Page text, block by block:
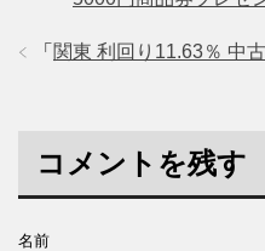
「 関東 利回り11.63％ 中
コメントを残す
名前